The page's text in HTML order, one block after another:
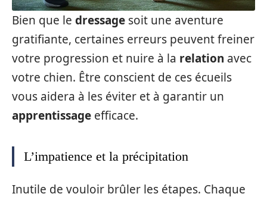
Bien que le dressage soit une aventure
gratifiante, certaines erreurs peuvent freiner
votre progression et nuire à la relation avec
votre chien. Être conscient de ces écueils
vous aidera à les éviter et à garantir un
apprentissage efficace.
L’impatience et la précipitation
Inutile de vouloir brûler les étapes. Chaque